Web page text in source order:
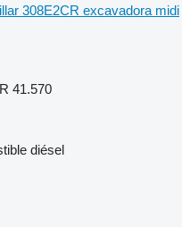
308E2CR excavadora midi
41.570
diésel